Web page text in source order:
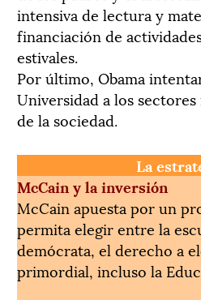
intensiva de lectura y
financiación de
estivales.
Por último, Obama
Universidad a los
de la sociedad.
La
McCain y la inversión
McCain apuesta por un
permita elegir entre la
demócrata, el derecho a
primordial, incluso la